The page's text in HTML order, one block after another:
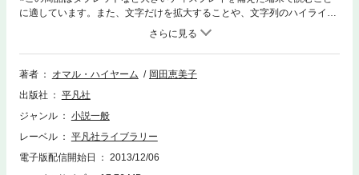
に適しています。また、文字だけを拡大することや、文字列のハイライ
ト、検索、辞書の参照、引用などの機能が使用できません。 盃に酒をみた
し、この世を天国にするがよい、あの世で天国に行けるかどうか分からな
いのだから。十一・十二世紀のペルシアに生きた科学者にして、虚無と享
楽の詩人ハイヤーム。原語からの正確で平易かつ香り高い新訳に加えて、
の世界観を解説、名高い四行詩を細かいところまで味わう一冊。
著者 オマル・ハイヤーム
岡田恵美子
出版社
平凡社
ジャンル
小説一般
レーベル
平凡社ライブラリー
電子版配信開始日
2013/12/06